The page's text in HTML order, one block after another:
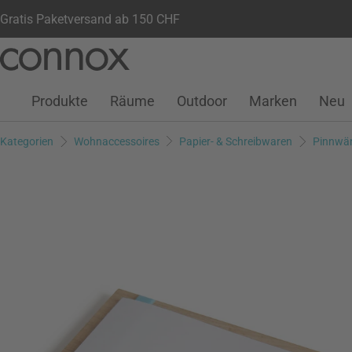
Gratis Paketversand ab 150 CHF
Seiteninhalt
Suchfeld
Kundenkonto
Wunschliste
Warenkorb
Produkte Räume Outdoor Marken Neu
Kategorien Wohnaccessoires Papier- & Schreibwaren